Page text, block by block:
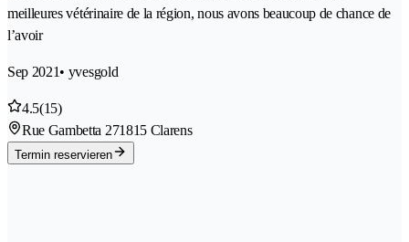
meilleures vétérinaire de la région, nous avons beaucoup de chance de
l’avoir
Sep 2021• yvesgold
4.5(15)
Rue Gambetta 271815 Clarens
Termin reservieren